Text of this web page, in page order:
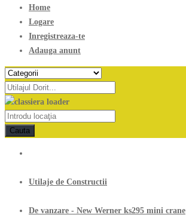
Home
Logare
Inregistreaza-te
Adauga anunt
Cauta
Utilaje de Constructii
De vanzare - New Werner ks295 mini crane